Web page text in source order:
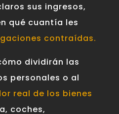
sus ingresos,
qué cuantía les
contraídas.
dividirán las
personales o al
real de los bienes
coches,